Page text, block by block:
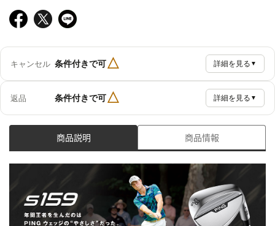
キャンセル 条件付きで可△ 詳細を見る ▼
返品 条件付きで可△ 詳細を見る ▼
商品説明 商品情報